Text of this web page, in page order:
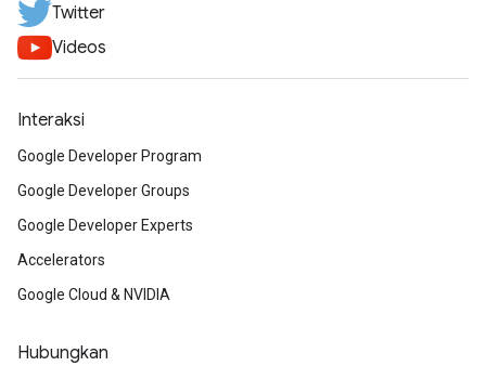
Twitter
Videos
Interaksi
Google Developer Program
Google Developer Groups
Google Developer Experts
Accelerators
Google Cloud & NVIDIA
Hubungkan